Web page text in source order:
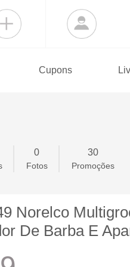
Cupons
0
Fotos
30
Promoções
Norelco
De Barba E